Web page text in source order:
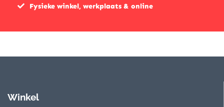
Fysieke winkel, werkplaats & online
Winkel